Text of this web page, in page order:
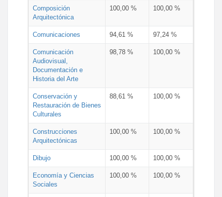
Composición
Arquitectónica
100,00 % 100,00 %
Comunicaciones 94,61 % 97,24 %
Comunicación
Audiovisual,
Documentación e
Historia del Arte
98,78 % 100,00 %
Conservación y
Restauración de Bienes
Culturales
88,61 % 100,00 %
Construcciones
Arquitectónicas
100,00 % 100,00 %
Dibujo 100,00 % 100,00 %
Economía y Ciencias
Sociales
100,00 % 100,00 %